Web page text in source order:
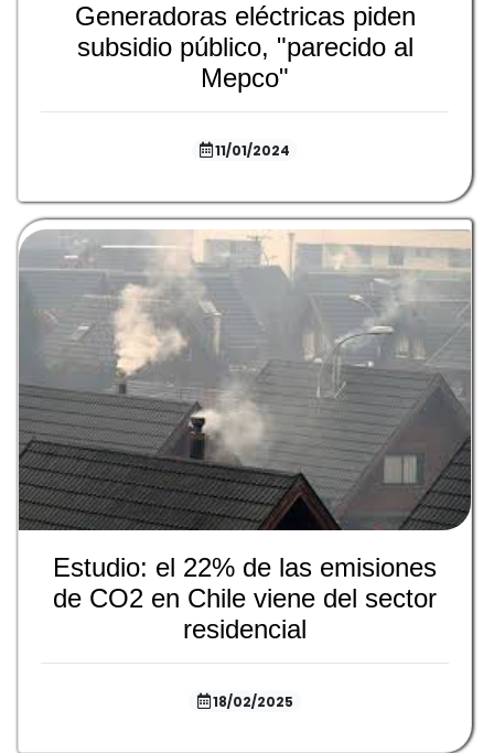
Generadoras eléctricas piden
subsidio público, "parecido al
Mepco"
11/01/2024
Estudio: el 22% de las emisiones
de CO2 en Chile viene del sector
residencial
18/02/2025